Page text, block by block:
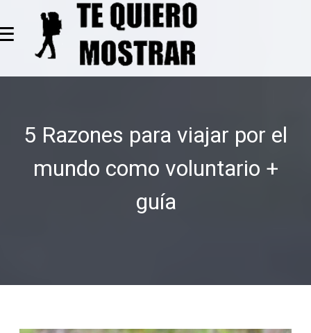
5 Razones para viajar por el
mundo como voluntario +
guía